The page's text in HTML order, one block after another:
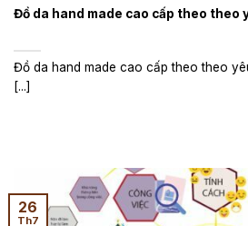
Đồ da hand made cao cấp theo theo
Đồ da hand made cao cấp theo theo
[...]
26
Th7